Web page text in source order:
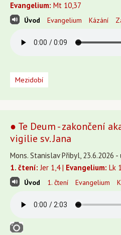
Evangelium: Mt 10,37
Úvod Evangelium Kázání
Mezidobí
● Te Deum - zakončení
vigilie sv. Jana
Mons. Stanislav Přibyl, 23.6.2026
1. čtení: Jer 1,4 | Evangelium: Lk
Úvod 1. čtení Evangelium